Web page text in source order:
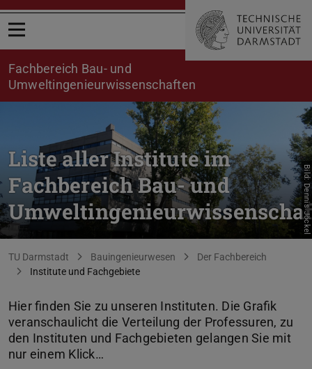
Menü öffnen
Fachbereich Bau- und
Umweltingenieurwissenschaften
Liste aller Institute im
Fachbereich Bau- und
Bild: Dennis Jöckel
Sie befinden sich hier:
TU Darmstadt Bauingenieurwesen
Der Fachbereich
Institute und Fachgebiete
Hier finden Sie zu unseren Instituten. Die Grafik
veranschaulicht die Verteilung der Professuren, zu
den Instituten und Fachgebieten gelangen Sie mit
nur einem Klick…